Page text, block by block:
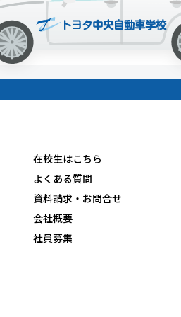
在校生はこちら
よくある質問
資料請求・お問合せ
会社概要
社員募集